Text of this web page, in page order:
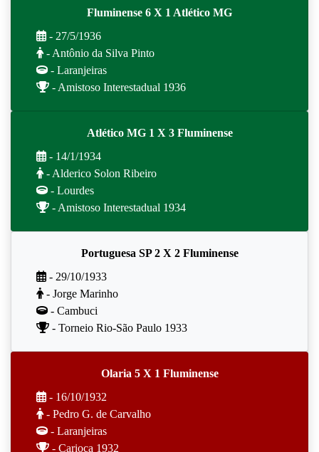
Fluminense 6 X 1 Atlético MG
- 27/5/1936
- Antônio da Silva Pinto
- Laranjeiras
- Amistoso Interestadual 1936
Atlético MG 1 X 3 Fluminense
- 14/1/1934
- Alderico Solon Ribeiro
- Lourdes
- Amistoso Interestadual 1934
Portuguesa SP 2 X 2 Fluminense
- 29/10/1933
- Jorge Marinho
- Cambuci
- Torneio Rio-São Paulo 1933
Olaria 5 X 1 Fluminense
- 16/10/1932
- Pedro G. de Carvalho
- Laranjeiras
- Carioca 1932